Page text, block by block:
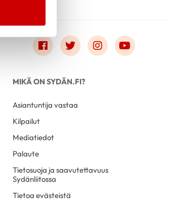
Link to facebook
Link to twitter
Link to Link to
MIKÄ ON SYDÄN.FI?
Asiantuntija vastaa
Kilpailut
Mediatiedot
Palaute
Tietosuoja ja saavutettavuus
Sydänliitossa
Tietoa evästeistä